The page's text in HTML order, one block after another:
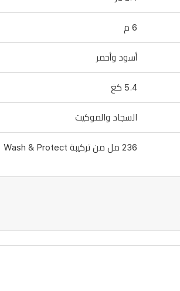
6 م
أسود وأحمر
5.4 كغ
السجاد والموكيت
236 مل من تركيبة Wash & Protect